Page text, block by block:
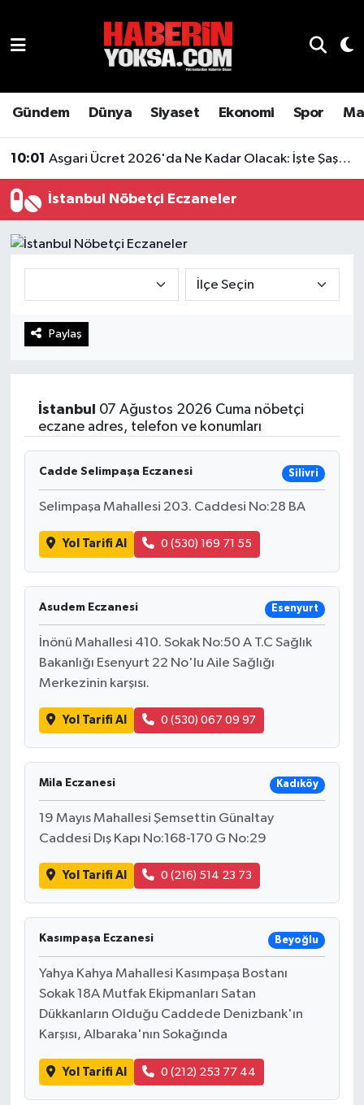
Gündem Dünya Siyaset Ekonomi Spor
Asgari Ücret 2026'da Ne Kadar Olacak: İşte Şaşırtan Rakam
16:55 Kiracılar Şoke Olacak: Ev Sahiplerini Sevindiren Karar Geldi
İstanbul Nöbetçi Eczaneler
Paylaş
İstanbul
07 Ağustos 2026 Cuma nöbetçi
eczane adres, telefon ve konumları
Cadde Selimpaşa Eczanesi Silivri
Selimpaşa Mahallesi 203. Caddesi No:28 BA
Yol Tarifi Al 0 (530) 169 71 55
Asudem Eczanesi Esenyurt
İnönü Mahallesi 410. Sokak No:50 A T.C Sağlık
Bakanlığı Esenyurt 22 No'lu Aile Sağlığı
Merkezinin karşısı.
Yol Tarifi Al 0 (530) 067 09 97
Mila Eczanesi Kadıköy
19 Mayıs Mahallesi Şemsettin Günaltay
Caddesi Dış Kapı No:168-170 G No:29
Yol Tarifi Al 0 (216) 514 23 73
Kasımpaşa Eczanesi Beyoğlu
Yahya Kahya Mahallesi Kasımpaşa Bostanı
Sokak 18A Mutfak Ekipmanları Satan
Dükkanların Olduğu Caddede Denizbank'ın
Karşısı, Albaraka'nın Sokağında
Yol Tarifi Al 0 (212) 253 77 44
Gündem
Teknoloji
Yaşam
Hava Durumu
Haber Arşivi